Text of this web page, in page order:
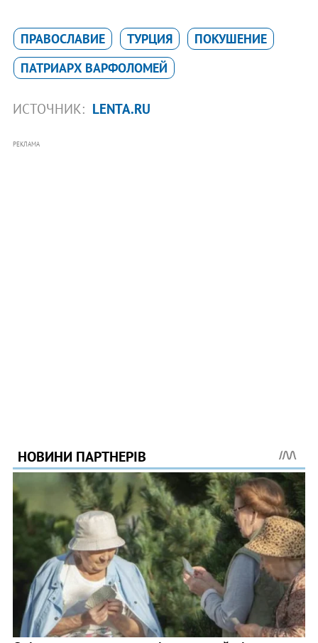
ПРАВОСЛАВИЕ ТУРЦИЯ
ПОКУШЕНИЕ
ПАТРИАРХ ВАРФОЛОМЕЙ
ИСТОЧНИК: LENTA.RU
РЕКЛАМА